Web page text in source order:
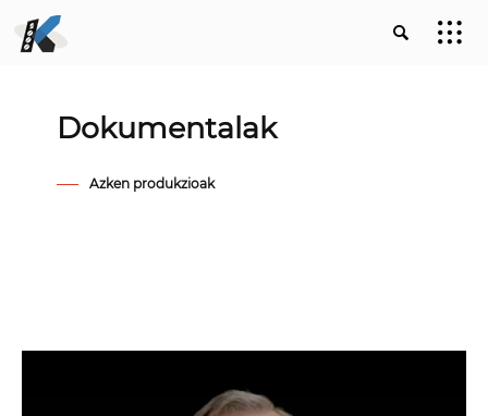
Dokumentalak
Azken produkzioak